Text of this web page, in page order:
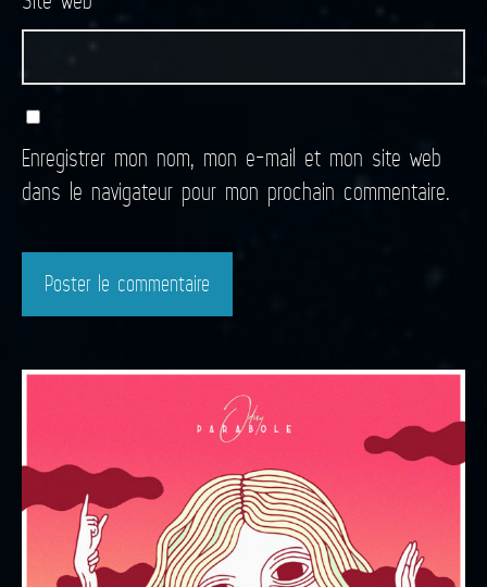
Enregistrer mon nom, mon e-mail et mon site web
dans le navigateur pour mon prochain commentaire.